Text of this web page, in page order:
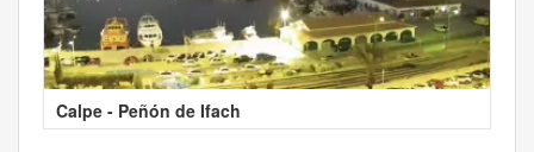
Calpe - Peñón de Ifach